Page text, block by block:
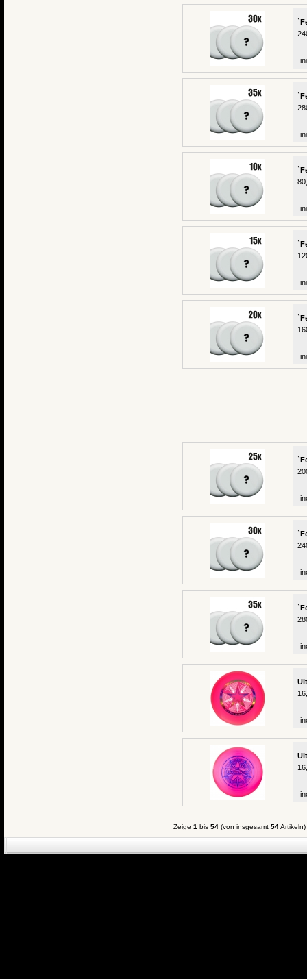
Zeige 1 bis 54(von insgesamt 54Artikeln)